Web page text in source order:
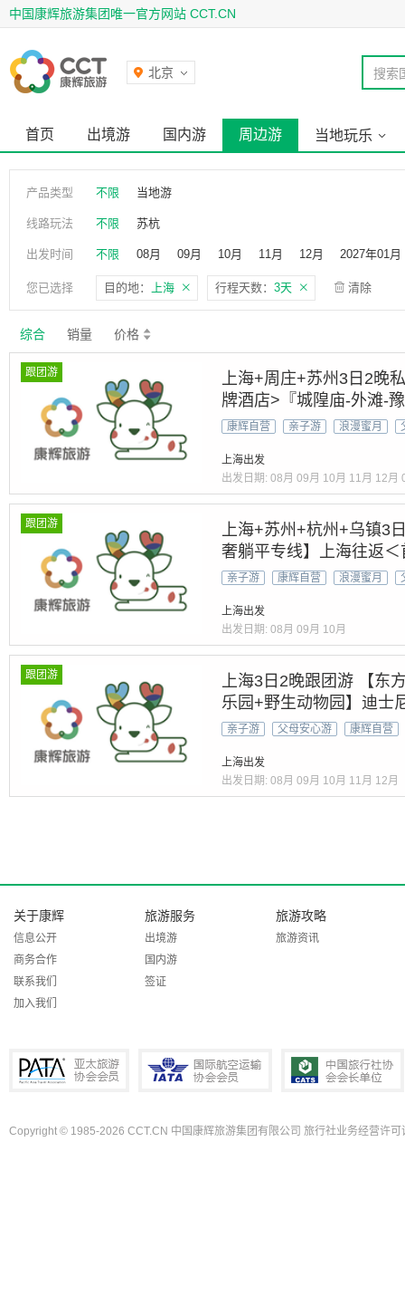
中国康辉旅游集团唯一官方网站 CCT.CN
北京 搜索
首页 出境游 国内游 周边游 当地玩乐
产品类型 不限 当地游
线路玩法 不限 苏杭
出发时间 不限 08月 09月 10月 11月 12月 2027年01月
您已选择 目的地： 上海 行程天数： 3天 清除
综合 销量 价格
跟团游
上海+周庄+苏州3日2晚
牌酒店>『城隍庙-外滩-
赠送景交-苏州园林：拙
康辉自营 亲子游 浪漫蜜月
上海出发
出发日期: 08月 09月 10月 11月 12月
跟团游
上海+苏州+杭州+乌镇3
奢躺平专线】上海往返
西栅/老邮局慢时光•末站
亲子游 康辉自营 浪漫蜜月
上海出发
出发日期: 08月 09月 10月
跟团游
上海3日2晚跟团游 【东
乐园+野生动物园】迪士
牌酒店 含丰盛自助早餐
亲子游 父母安心游 康辉自营
上海出发
出发日期: 08月 09月 10月 11月 12月
关于康辉
信息公开
商务合作
联系我们
加入我们
旅游服务
出境游
国内游
签证
旅游攻略
旅游资讯
Copyright © 1985-2026 CCT.CN 中国康辉旅游集团有限公司 旅行社业务经营许